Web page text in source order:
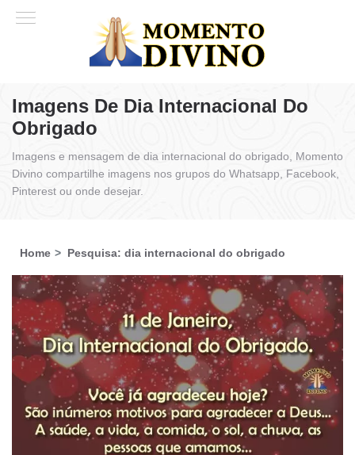
Imagens De Dia Internacional Do
Obrigado
Imagens e mensagem de dia internacional do obrigado, Momento
Divino compartilhe imagens nos grupos do Whatsapp, Facebook,
Pinterest ou onde desejar.
Home Pesquisa: dia internacional do obrigado